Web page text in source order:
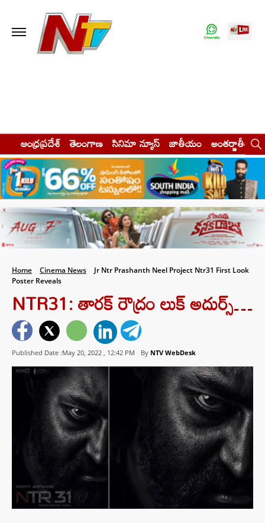
ఆంధ్రప్రదేశ్ తెలంగాణ సినిమా న్యూస్ జాతీయం అంతర్జాతీయం
Home Cinema News
Jr Ntr Prashanth Neel Project Ntr31 First Look
Poster Reveals
NTR31: తారక్ రౌద్రం లుక్ అదుర్స్…
Published Date :May 20, 2022 , 12:42 PM By NTV WebDesk